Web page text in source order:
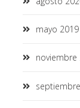
mayo 2019
noviembre